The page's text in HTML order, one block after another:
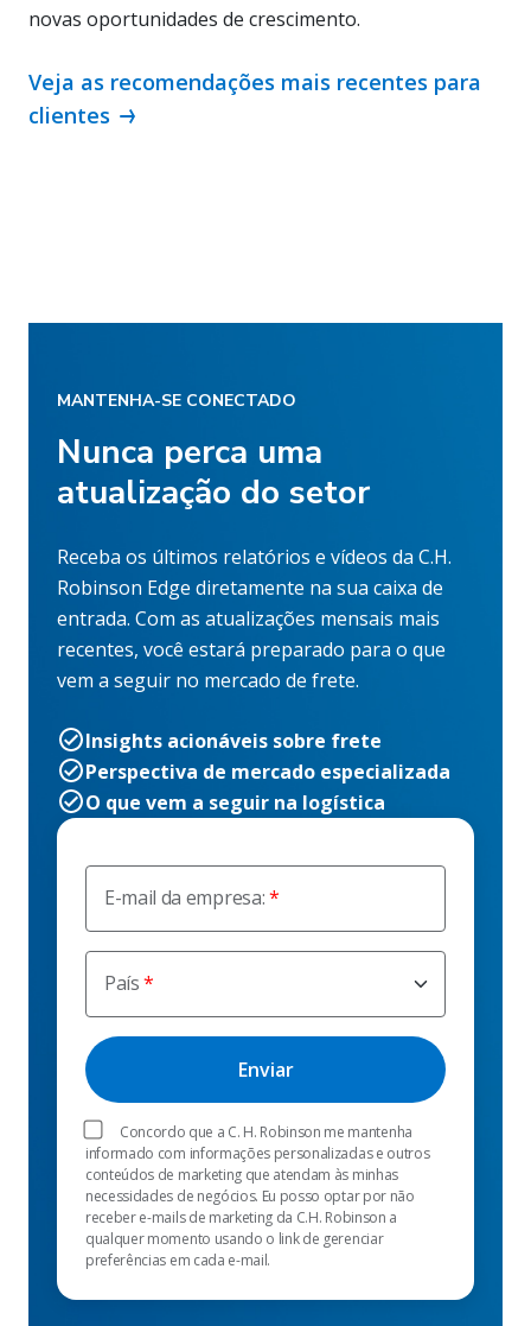
novas oportunidades de crescimento.
Veja as recomendações mais recentes para
clientes
E-mail da empresa:
País
Concordo que a C. H. Robinson me mantenha
informado com informações personalizadas e outros
conteúdos de marketing que atendam às minhas
necessidades de negócios. Eu posso optar por não
receber e-mails de marketing da C.H. Robinson a
qualquer momento usando o link de gerenciar
preferências em cada e-mail.
MANTENHA-SE CONECTADO
Nunca perca uma
atualização do setor
Receba os últimos relatórios e vídeos da C.H.
Robinson Edge diretamente na sua caixa de
entrada. Com as atualizações mensais mais
recentes, você estará preparado para o que
vem a seguir no mercado de frete.
Insights acionáveis sobre frete
Perspectiva de mercado especializada
O que vem a seguir na logística